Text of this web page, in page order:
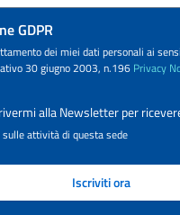
GDPR
dei miei dati personali ai
30 giugno 2003, n.196 Privacy
alla Newsletter per
attività di questa sede